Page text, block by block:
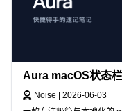
Aura macOS状态
Noise
2026-06-03